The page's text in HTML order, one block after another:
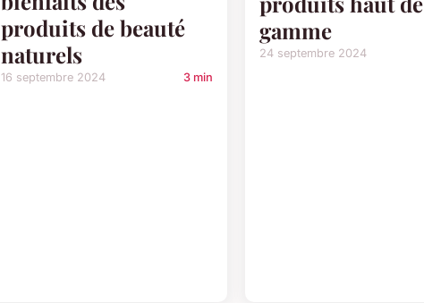
produits de beauté
naturels
16 septembre 2024 3 min
gamme
24 septembre 2024